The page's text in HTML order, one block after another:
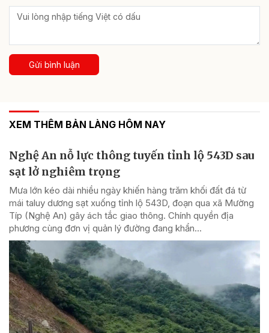
Gửi bình luận
XEM THÊM BẢN LÀNG HÔM NAY
Nghệ An nỗ lực thông tuyến tỉnh lộ 543D sau
sạt lở nghiêm trọng
Mưa lớn kéo dài nhiều ngày khiến hàng trăm khối đất đá từ
mái taluy dương sạt xuống tỉnh lộ 543D, đoạn qua xã Mường
Típ (Nghệ An) gây ách tắc giao thông. Chính quyền địa
phương cùng đơn vị quản lý đường đang khẩn...